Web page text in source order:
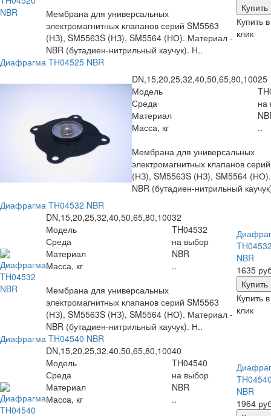
Мембрана для универсальных
электромагнитных клапанов серий SM5563
(НЗ), SM5563S (НЗ), SM5564 (НО). Материал -
NBR (бутадиен-нитрильный каучук). Н..
Купить
клик
Диафрагма TH04525 NBR
DN,15,20,25,32,40,50,65,80,10025
Модель
Среда
на
Материал
Масса, кг
..
Мембрана для универсальных
электромагнитных клапанов
(НЗ), SM5563S (НЗ), SM5564
NBR (бутадиен-нитрильный
Диафрагма TH04532 NBR
DN,15,20,25,32,40,50,65,80,10032
Модель
TH04532
Среда
на выбор
Материал
NBR
Масса, кг
..
Мембрана для универсальных
электромагнитных клапанов серий SM5563
(НЗ), SM5563S (НЗ), SM5564 (НО). Материал -
NBR (бутадиен-нитрильный каучук). Н..
NBR
1635
Купить
клик
Диафрагма TH04540 NBR
DN,15,20,25,32,40,50,65,80,10040
Модель
TH04540
Среда
на выбор
Материал
NBR
Масса, кг
..
NBR
1964